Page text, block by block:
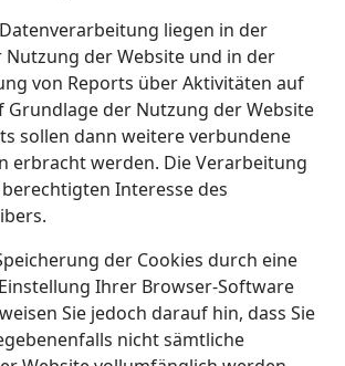
liegen in der
der Website und in der
von Reports über Aktivitäten auf
Grundlage der Nutzung der Website
sollen dann weitere verbundene
erbracht werden. Die Verarbeitung
Interesse des
der Cookies durch eine
Ihrer Browser-Software
Sie jedoch darauf hin, dass Sie
nicht sämtliche